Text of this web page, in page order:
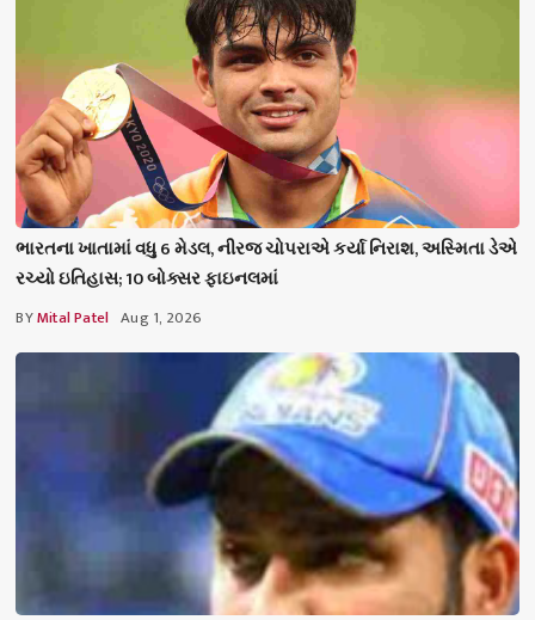
ભારતના ખાતામાં વધુ 6 મેડલ, નીરજ ચોપરાએ કર્યા નિરાશ, અસ્મિતા ડેએ
રચ્યો ઇતિહાસ; 10 બોક્સર ફાઇનલમાં
BYMital Patel Aug 1, 2026